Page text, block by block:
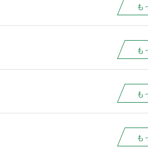
も
も
も
も